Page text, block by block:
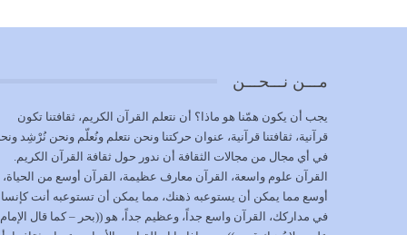
مـــن نـــحـــن
يجب أن يكون همّنا هو ماذا؟ أن نتعلم القرآن الكريم، ثقافتنا تكون
قرآنية، ثقافتنا قرآنية، عنوان حركتنا ونحن نتعلم ونُعلّم ونحن نُرْشِد
في أي مجال من مجالات الثقافة أن ندور حول ثقافة القرآن الكريم.
القرآن علوم واسعة، القرآن معارف عظيمة، القرآن أوسع من الحياة،
أوسع مما يمكن أن يستوعبه ذهنك، مما يمكن أن تستوعبه أنت
في مداركك، القرآن واسع جداً، وعظيم جداً، هو ((بحر – كما قال الإمام